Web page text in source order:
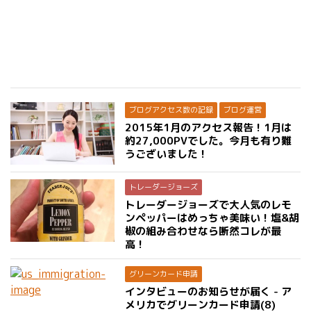
ブログアクセス数の記録 ブログ運営
2015年1月のアクセス報告！1月は
約27,000PVでした。今月も有り難
うございました！
トレーダージョーズ
トレーダージョーズで大人気のレモ
ンペッパーはめっちゃ美味い！塩&胡
椒の組み合わせなら断然コレが最
高！
グリーンカード申請
インタビューのお知らせが届く - ア
メリカでグリーンカード申請(8)